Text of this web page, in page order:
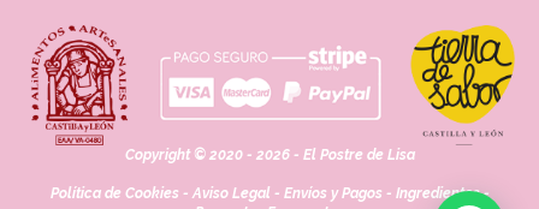
Copyright © 2020 - 2026 - El Postre de Lisa
Política de Cookies - Aviso Legal - Envíos y Pagos - Ingredientes-